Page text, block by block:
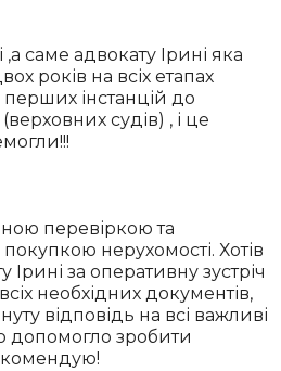
саме адвокату Ірині яка
років на всіх етапах
інстанцій до
судів) , і це
перевіркою та
нерухомості. Хотів
за оперативну зустріч
необхідних документів,
відповідь на всі важливі
допомогло зробити